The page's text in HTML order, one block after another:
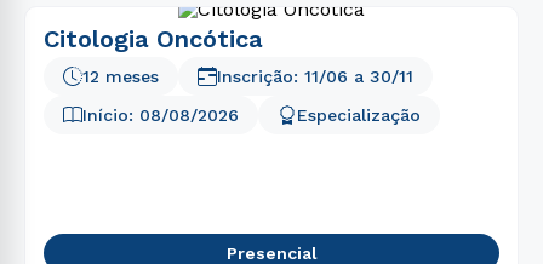
Citologia Oncótica
Início: 08/08/2026
12 meses
Especialização
Inscrição: 11/06 a 30/11
Presencial